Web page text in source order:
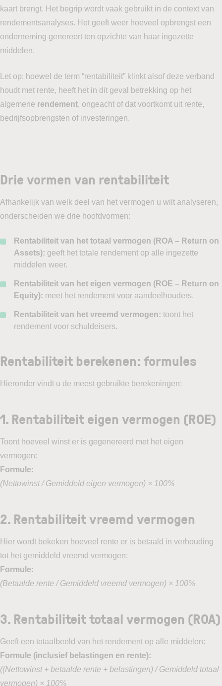
kaart brengt. Het begrip wordt vaak gebruikt in de context van
rendementsanalyses. Het geeft weer hoeveel opbrengst een
onderneming genereert ten opzichte van haar ingezette
middelen.
Let op: hoewel de term “rentabiliteit” klinkt alsof deze verband
houdt met rente, heeft het in dit geval betrekking op het
algemene rendement, ongeacht of dat voortkomt uit rente,
bedrijfsopbrengsten of investeringen.
Drie vormen van rentabiliteit
Afhankelijk van welk deel van het vermogen u wilt analyseren,
onderscheiden we drie hoofdvormen:
Rentabiliteit van het totaal vermogen (ROA – Return on
Assets): geeft het totale rendement op alle ingezette
middelen weer.
Rentabiliteit van het eigen vermogen (ROE – Return on
Equity): meet het rendement voor aandeelhouders.
Rentabiliteit van het vreemd vermogen: toont het
rendement voor schuldeisers.
Rentabiliteit berekenen: formules
Hieronder vindt u de meest gebruikte berekeningen:
1. Rentabiliteit eigen vermogen (ROE)
Toont hoeveel winst er is gegenereerd met het eigen
vermogen:
Formule:
(Nettowinst / Gemiddeld eigen vermogen) × 100%
2. Rentabiliteit vreemd vermogen
Hier wordt bekeken hoeveel rente er is betaald in verhouding
tot het gemiddeld vreemd vermogen:
Formule:
(Betaalde rente / Gemiddeld vreemd vermogen) × 100%
3. Rentabiliteit totaal vermogen (ROA)
Geeft een totaalbeeld van het rendement op alle middelen:
Formule (inclusief belastingen en rente):
((Nettowinst + betaalde rente + belastingen) / Gemiddeld totaal
vermogen) × 100%